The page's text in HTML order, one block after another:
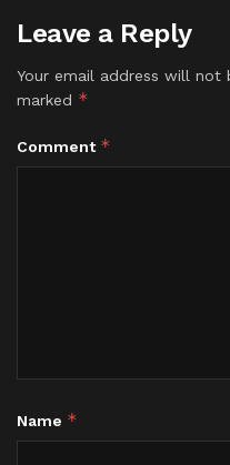
Leave a Reply
Your email address will not
marked *
Comment *
Name *